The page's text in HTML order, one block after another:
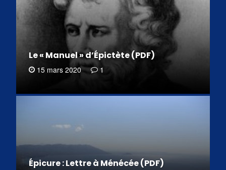
Le « Manuel » d’Épictète (PDF)
15 mars 2020 1
Épicure : Lettre à Ménécée (PDF)